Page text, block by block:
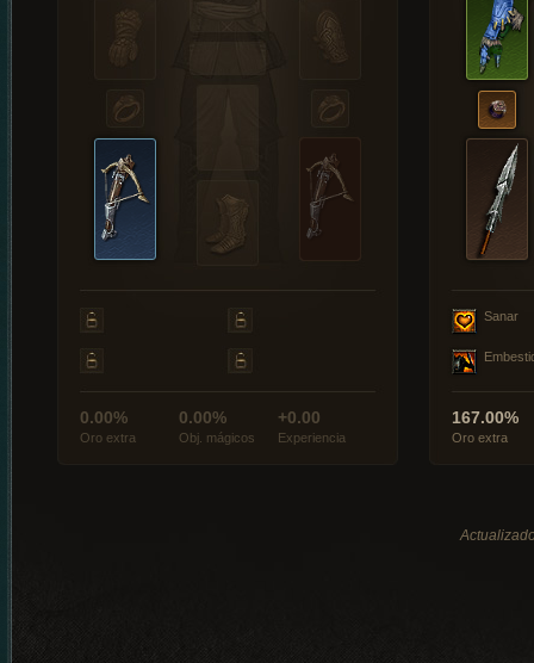
0.00%
Oro extra
0.00%
Obj. mágicos
+0.00
Experiencia
Sanar
167.00%
Oro extra